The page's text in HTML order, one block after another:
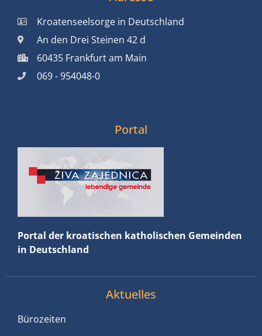
Kroatenseelsorge in Deutschland
An den Drei Steinen 42 d
60435 Frankfurt am Main
069 - 954048-0
Portal
Portal der kroatischen katholischen Gemeinden
in Deutschland
Aktuelles
Bürozeiten